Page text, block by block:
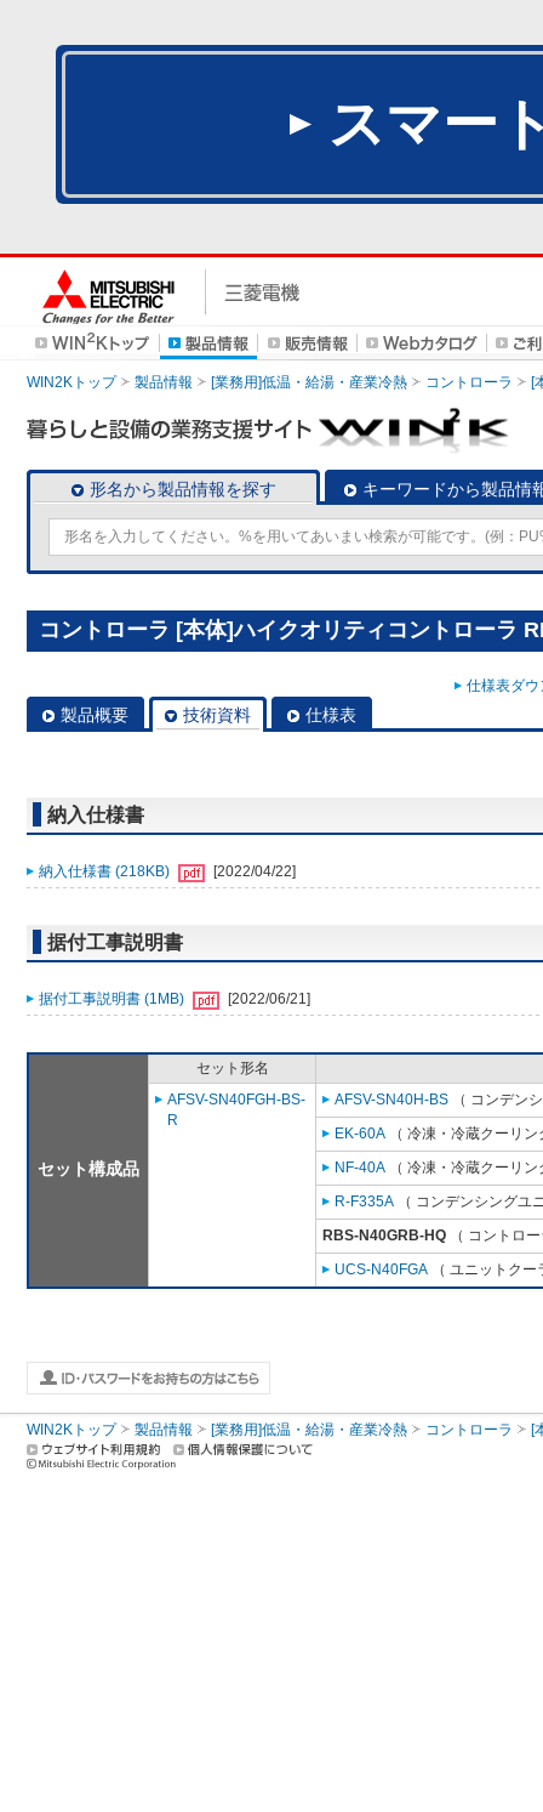
スマー
WIN2Kトップ 製品情報 [業務用]低温・給湯・産業冷熱 コントローラ [
形名から製品情報を探す キーワードから製品情
コントローラ [本体]ハイクオリティコントローラ
仕様表ダ
製品概要 技術資料 仕様表
納入仕様書
納入仕様書 (218KB) [2022/04/22]
据付工事説明書
据付工事説明書 (1MB) [2022/06/21]
セット構成品
セット形名
AFSV-SN40FGH-BS-
R
AFSV-SN40H-BS （ コンデン
EK-60A （ 冷凍・冷蔵クーリ
NF-40A （ 冷凍・冷蔵クーリ
R-F335A （ コンデンシングユ
RBS-N40GRB-HQ （ コントロ
UCS-N40FGA （ ユニットク
WIN2Kトップ 製品情報 [業務用]低温・給湯・産業冷熱 コントローラ [